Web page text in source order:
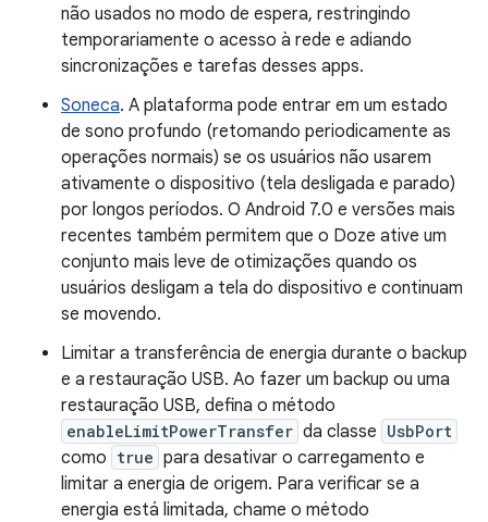
não usados no modo de espera, restringindo
temporariamente o acesso à rede e adiando
sincronizações e tarefas desses apps.
Soneca. A plataforma pode entrar em um estado
de sono profundo (retomando periodicamente as
operações normais) se os usuários não usarem
ativamente o dispositivo (tela desligada e parado)
por longos períodos. O Android 7.0 e versões mais
recentes também permitem que o Doze ative um
conjunto mais leve de otimizações quando os
usuários desligam a tela do dispositivo e continuam
se movendo.
Limitar a transferência de energia durante o backup
e a restauração USB. Ao fazer um backup ou uma
restauração USB, defina o método
enableLimitPowerTransfer da classe UsbPort
como true para desativar o carregamento e
limitar a energia de origem. Para verificar se a
energia está limitada, chame o método